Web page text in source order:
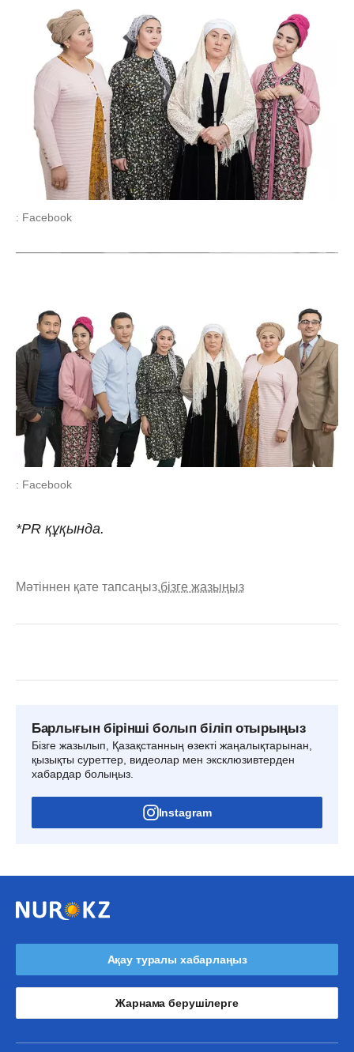
: Facebook
: Facebook
*PR құқында.
Мәтіннен қате тапсаңыз,бізге жазыңыз
Барлығын бірінші болып біліп отырыңыз
Бізге жазылып, Қазақстанның өзекті жаңалықтарынан,
қызықты суреттер, видеолар мен эксклюзивтерден
хабардар болыңыз.
Instagram
Ақау туралы хабарлаңыз
Жарнама берушілерге